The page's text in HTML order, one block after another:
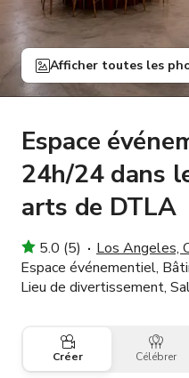
Afficher toutes les
Espace
24h/24 dans
arts de DTLA
5.0 (5)
Los Angeles,
Espace événementiel,
Lieu de divertissement,
Créer Célébrer